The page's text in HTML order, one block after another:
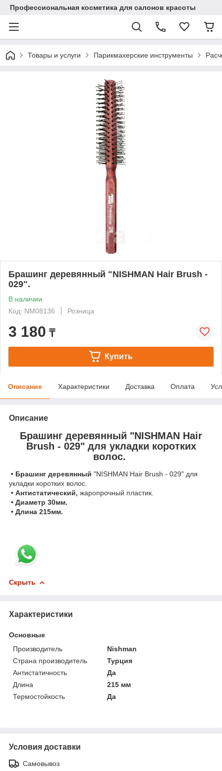
Профессиональная косметика для салонов красоты
Товары и услуги Парикмахерские инструменты
Брашинг деревянный "NISHMAN Hair Brush -
029".
В наличии
Код: NM08136
Розница
3 180 ₸
Купить
Описание Характеристики Доставка Оплата
Описание
Брашинг деревянный "NISHMAN Hair
Brush - 029" для укладки коротких
волос.
• Брашинг деревянный "NISHMAN Hair Brush - 029" для
укладки коротких волос.
• Антистатический, жаропрочный пластик.
• Диаметр 30мм.
• Длина 215мм.
Скрыть
Характеристики
Основные
Производитель
Nishman
Страна производитель
Турция
Антистатичность
Да
Длина
215 мм
Термостойкость
Да
Условия доставки
Самовывоз